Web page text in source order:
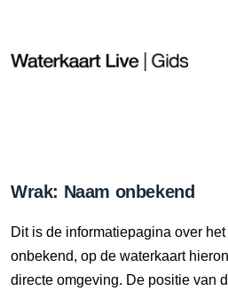
Wrak: Naam onbekend
Dit is de informatiepagina over
onbekend, op de waterkaart
directe omgeving. De positie van